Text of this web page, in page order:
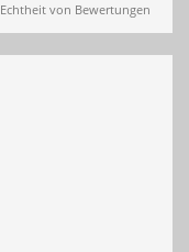
Echtheit von Bewertungen